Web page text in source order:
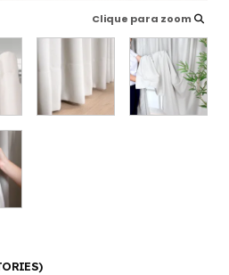
Clique para zoom